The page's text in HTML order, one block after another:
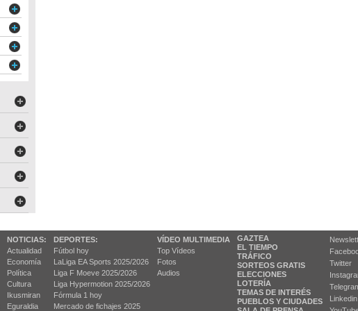
NOTICIAS:
Actualidad
Economía
Política
Cultura
Ikusmiran
Eguraldia
DEPORTES:
Fútbol hoy
LaLiga EA Sports 2025/2026
Liga F Moeve 2025/2026
Liga Hypermotion 2025/2026
Fórmula 1 hoy
Mercado de fichajes 2025
VÍDEO MULTIMEDIA
Top Vídeos
Fotos
Audios
GAZTEA
EL TIEMPO
TRÁFICO
SORTEOS GRATIS
ELECCIONES
LOTERÍA
TEMAS DE INTERÉS
PUEBLOS Y CIUDADES
Twitter
Linkedin